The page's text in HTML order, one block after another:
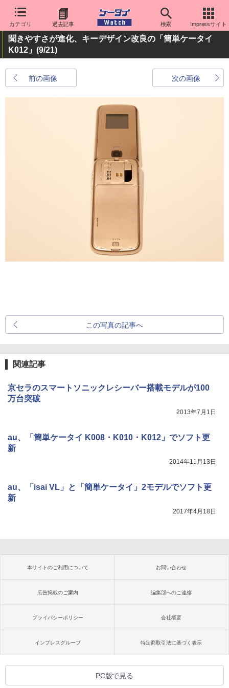
カテゴリ 過去記事 検索 Impressサイト
聞きやすさが進化、キーデザイン改良の「簡単ケータイ
K012」 (9/21)
前の画像 次の画像
この写真の記事へ
関連記事
京セラのスマートソニックレシーバー搭載モデルが100
万台突破
2013年7月1日
au、「簡単ケータイ K008・K010・K012」でソフト更
新
2014年11月13日
au、「isai VL」と「簡単ケータイ」2モデルでソフト更
新
2017年4月18日
本サイトのご利用について お問い合わせ
広告掲載のご案内 編集部へのご連絡
プライバシーポリシー 会社概要
インプレスグループ 特定商取引法に基づく表示
PC版で見る